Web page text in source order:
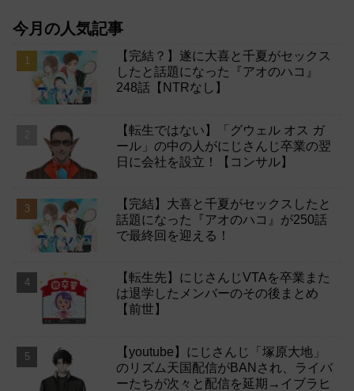
今月の人気記事
【完結？】遂に大喜と千夏がセックス
したと話題になった『アオのハコ』
248話【NTRなし】
【転生ではない】「グウェル オス ガ
ール」の中の人がにじさんじ卒業の翌
日に会社を設立！【コンサル】
【完結】大喜と千夏がセックスしたと
話題になった『アオのハコ』が250話
で最終回を迎える！
【転生先】にじさんじVTAを卒業また
は退学したメンバーのその後まとめ
【前世】
【youtube】にじさんじ「塚原大地」
のリズム天国配信がBANされ、ライバ
ーたちが次々と配信を延期→イブラヒ